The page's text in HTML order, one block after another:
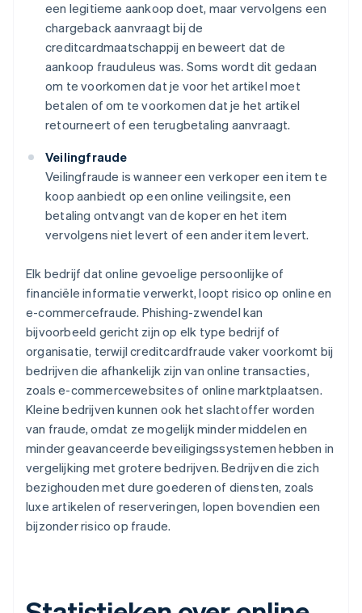
een legitieme aankoop doet, maar vervolgens een
chargeback aanvraagt bij de
creditcardmaatschappij en beweert dat de
aankoop frauduleus was. Soms wordt dit gedaan
om te voorkomen dat je voor het artikel moet
betalen of om te voorkomen dat je het artikel
retourneert of een terugbetaling aanvraagt.
Veilingfraude
Veilingfraude is wanneer een verkoper een item te
koop aanbiedt op een online veilingsite, een
betaling ontvangt van de koper en het item
vervolgens niet levert of een ander item levert.
Elk bedrijf dat online gevoelige persoonlijke of
financiële informatie verwerkt, loopt risico op online en
e-commercefraude. Phishing-zwendel kan
bijvoorbeeld gericht zijn op elk type bedrijf of
organisatie, terwijl creditcardfraude vaker voorkomt bij
bedrijven die afhankelijk zijn van online transacties,
zoals e-commercewebsites of online marktplaatsen.
Kleine bedrijven kunnen ook het slachtoffer worden
van fraude, omdat ze mogelijk minder middelen en
minder geavanceerde beveiligingssystemen hebben in
vergelijking met grotere bedrijven. Bedrijven die zich
bezighouden met dure goederen of diensten, zoals
luxe artikelen of reserveringen, lopen bovendien een
bijzonder risico op fraude.